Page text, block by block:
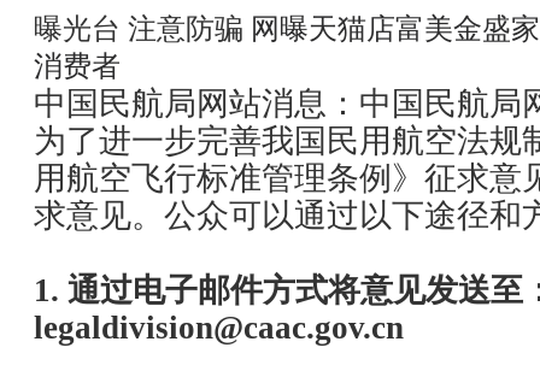
曝光台 注意防骗 网曝天猫店富美金盛
消费者
中国民航局网站消息：中国民航局
为了进一步完善我国民用航空法规
用航空飞行标准管理条例》征求意
求意见。公众可以通过以下途径和
1. 通过电子邮件方式将意见发送至
legaldivision@caac.gov.cn